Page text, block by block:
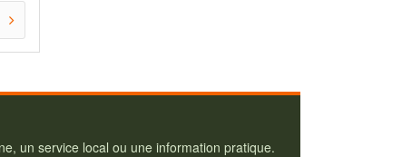
un service local ou une information pratique.